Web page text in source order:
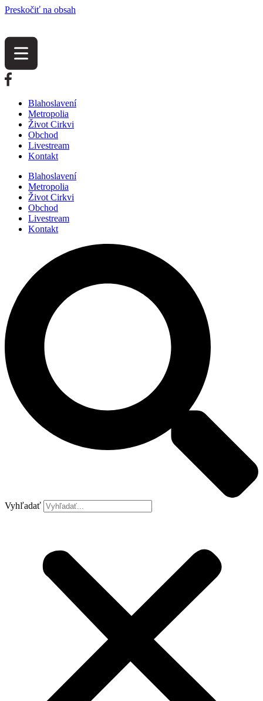
Preskočiť na obsah
Blahoslavení
Metropolia
Život Cirkvi
Obchod
Livestream
Kontakt
Blahoslavení
Metropolia
Život Cirkvi
Obchod
Livestream
Kontakt
Vyhľadať